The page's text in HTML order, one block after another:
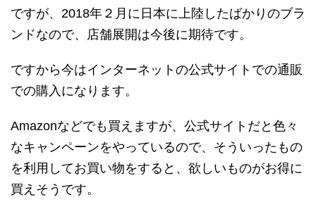
ですが、2018年２月に日本に上陸したばかりのブラ
ンドなので、店舗展開は今後に期待です。
ですから今はインターネットの公式サイトでの通販
での購入になります。
Amazonなどでも買えますが、公式サイトだと色々
なキャンペーンをやっているので、そういったもの
を利用してお買い物をすると、欲しいものがお得に
買えそうです。